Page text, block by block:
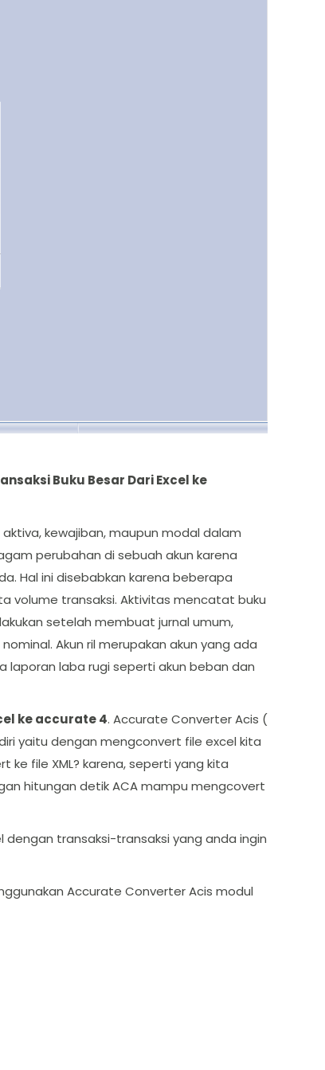
Buku Besar Dari Excel ke
kewajiban, maupun modal dalam
perubahan di sebuah akun karena
Hal ini disebabkan karena beberapa
volume transaksi. Aktivitas mencatat buku
setelah membuat jurnal umum,
Akun ril merupakan akun yang ada
laporan laba rugi seperti akun beban dan
ke accurate 4. Accurate Converter Acis (
yaitu dengan mengconvert file excel kita
ke file XML? karena, seperti yang kita
hitungan detik ACA mampu mengcovert
transaksi-transaksi yang anda ingin
Accurate Converter Acis modul